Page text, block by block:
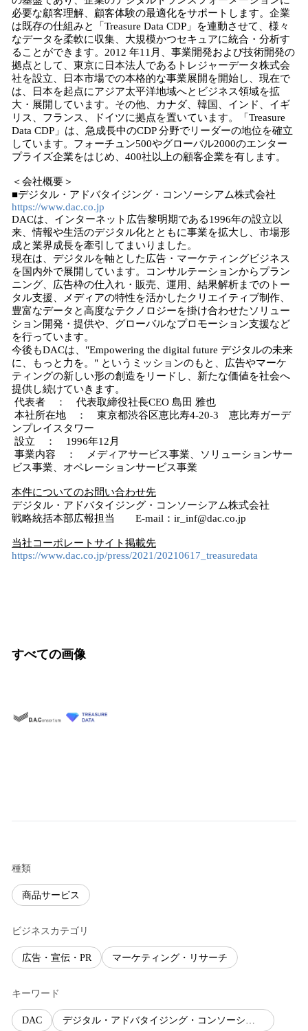
必要な顧客理解、顧客体験の最適化をサポートします。企業
は既存の仕組みと「Treasure Data CDP」を連動させて、様々
なデータを柔軟に収集、⼤規模かつセキュアに統合・分析す
ることができます。2012 年11⽉、事業開発および技術開発の
拠点として、東京に⽇本法⼈であるトレジャーデータ株式会
社を設⽴、⽇本市場での本格的な事業展開を開始し、現在で
は、⽇本を起点にアジア太平洋地域へとビジネス領域を拡
⼤・展開しています。その他、カナダ、韓国、インド、イギ
リス、フランス、ドイツに拠点を置いています。「Treasure
Data CDP」は、急成⻑中のCDP 分野でリーダーの地位を確⽴
しています。フォーチュン500やグローバル2000のエンター
プライズ企業をはじめ、400社以上の顧客企業を有します。
＜会社概要＞
■デジタル・アドバタイジング・コンソーシアム株式会社
https://www.dac.co.jp
DACは、インターネット広告黎明期である1996年の設立以
来、情報や生活のデジタル化とともに事業を拡大し、市場形
成と業界成長を牽引してまいりました。
現在は、デジタルを軸とした広告・マーケティングビジネス
を国内外で展開しています。コンサルテーションからプラン
ニング、広告枠の仕入れ・販売、運用、結果解析までのトー
タル支援、メディアの特性を活かしたクリエイティブ制作、
豊富なデータと高度なテクノロジーを掛け合わせたソリュー
ション開発・提供や、グローバルなプロモーション支援など
を行っています。
今後もDACは、"Empowering the digital future デジタルの未来
に、もっと力を。" というミッションのもと、広告やマーケ
ティングの新しい形の創造をリードし、新たな価値を社会へ
提供し続けていきます。
代表者 ： 代表取締役社長CEO 島田 雅也
本社所在地 ： 東京都渋谷区恵比寿4-20-3 恵比寿ガーデ
ンプレイスタワー
設立 ： 1996年12月
事業内容 ： メディアサービス事業、ソリューションサー
ビス事業、オペレーションサービス事業
本件についてのお問い合わせ先
デジタル・アドバタイジング・コンソーシアム株式会社
戦略統括本部広報担当 E-mail：ir_inf@dac.co.jp
当社コーポレートサイト掲載先
https://www.dac.co.jp/press/2021/20210617_treasuredata
すべての画像
種類
商品サービス
ビジネスカテゴリ
広告・宣伝・PR マーケティング・リサーチ
キーワード
DAC